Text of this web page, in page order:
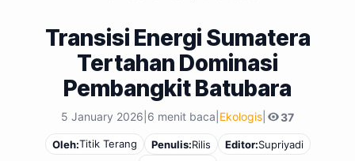
Transisi Energi Sumatera
Tertahan Dominasi
Pembangkit Batubara
5 January 2026 6 menit baca Ekologis 37
Oleh:Titik Terang Penulis:Rilis Editor:Supriyadi